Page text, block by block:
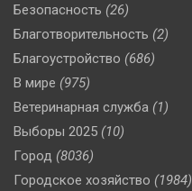
Безопасность (26)
Благотворительность (2)
Благоустройство (686)
В мире (975)
Ветеринарная служба (1)
Выборы 2025 (10)
Город (8036)
Городское хозяйство (1984)